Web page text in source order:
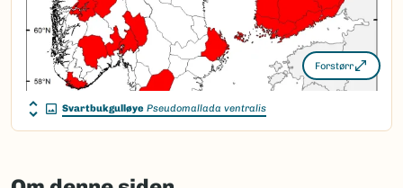
Forstørr
Svartbukgulløye Pseudomallada ventralis